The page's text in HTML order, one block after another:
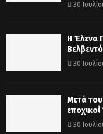
30
Η Έλενα
30
Μετά
30